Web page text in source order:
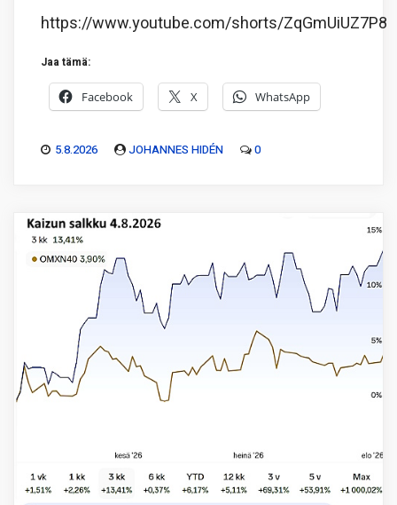
https://www.youtube.com/shorts/ZqGmUiUZ7P8
Jaa tämä:
Facebook X WhatsApp
5.8.2026 JOHANNES HIDÉN 0